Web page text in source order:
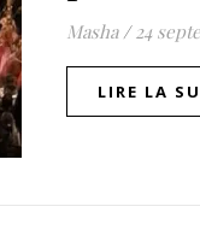
Masha / 24
LIRE LA